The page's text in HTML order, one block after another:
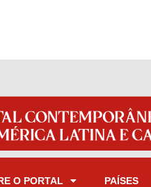
O PORTAL PAÍSES